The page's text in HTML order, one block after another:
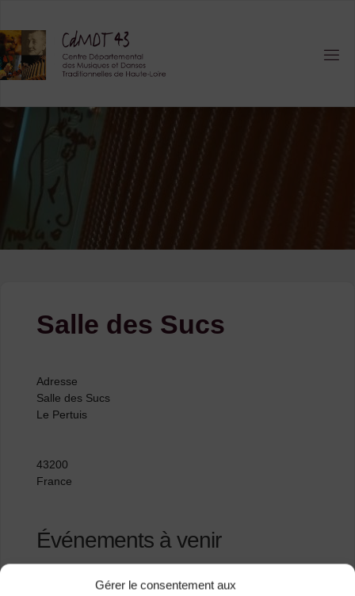
Gérer le consentement aux
content
Salle des Sucs
Adresse
Salle des Sucs
Le Pertuis
43200
France
Événements à venir
<li>Aucun événement à cet emplacement</li>